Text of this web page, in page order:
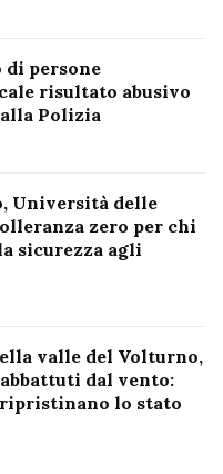
persone
risultato abusivo
Polizia
Università delle
zero per chi
sicurezza agli
valle del Volturno,
dal vento:
lo stato